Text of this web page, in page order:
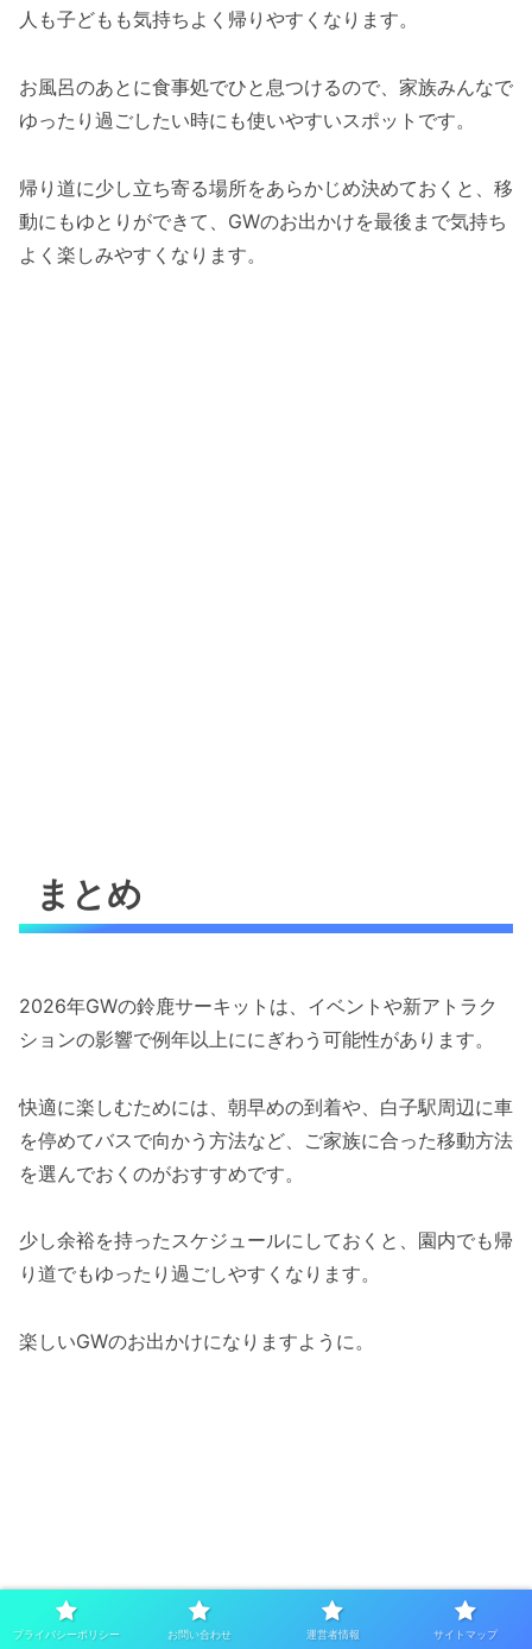
人も子どもも気持ちよく帰りやすくなります。
お風呂のあとに食事処でひと息つけるので、家族みんなで
ゆったり過ごしたい時にも使いやすいスポットです。
帰り道に少し立ち寄る場所をあらかじめ決めておくと、移
動にもゆとりができて、GWのお出かけを最後まで気持ち
よく楽しみやすくなります。
まとめ
2026年GWの鈴鹿サーキットは、イベントや新アトラク
ションの影響で例年以上ににぎわう可能性があります。
快適に楽しむためには、朝早めの到着や、白子駅周辺に車
を停めてバスで向かう方法など、ご家族に合った移動方法
を選んでおくのがおすすめです。
少し余裕を持ったスケジュールにしておくと、園内でも帰
り道でもゆったり過ごしやすくなります。
楽しいGWのお出かけになりますように。
プライバシーポリシー お問い合わせ 運営者情報 サイトマップ